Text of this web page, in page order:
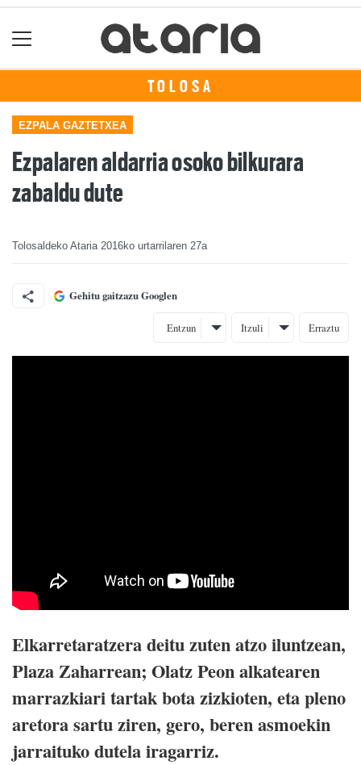
TOLOSA
EZPALA GAZTETXEA
Ezpalaren aldarria osoko bilkurara
zabaldu dute
Tolosaldeko Ataria 2016ko urtarrilaren 27a
Gehitu gaitzazu Googlen
Entzun Itzuli Erraztu
Elkarretaratzera deitu zuten atzo iluntzean,
Plaza Zaharrean; Olatz Peon alkatearen
marrazkiari tartak bota zizkioten, eta pleno
aretora sartu ziren, gero, beren asmoekin
jarraituko dutela iragarriz.